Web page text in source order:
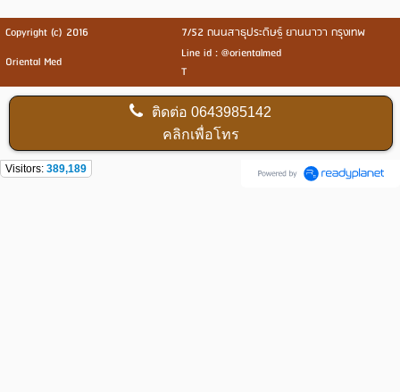
Copyright (c) 2016
7/52 ถนนสาธุประดิษฐ์ ยานนาวา กรุงเทพ
Oriental Med
Line id : @orientalmed
T
ติดต่อ0643985142
คลิกเพื่อโทร
Visitors: 389,189